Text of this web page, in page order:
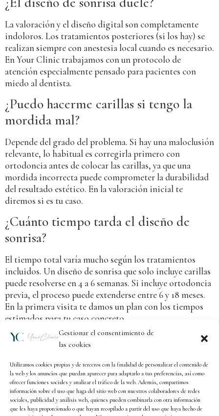
Gestionar el consentimiento de
las cookies
Utilizamos cookies propias y de terceros con la finalidad de personalizar el contenido de
la web y los anuncios que puedan aparecer para adaptarlo a tus preferencias, así como
ofrecer funciones sociales y analizar el tráfico de la web. Además, compartimos
información sobre el uso que haga del sitio web con nuestros colaboradores de redes
sociales, publicidad y análisis web, quienes pueden combinarla con otra información
que les haya proporcionado o que hayan recopilado a partir del uso que haya hecho de
La valoración y el diseño digital son completamente
indoloros. Los tratamientos posteriores (si los hay) se
realizan siempre con anestesia local cuando es necesario.
En Your Clinic trabajamos con un protocolo de
atención especialmente pensado para pacientes con
miedo al dentista.
¿Puedo hacerme carillas si tengo la
mordida mal?
Depende del grado del problema. Si hay una maloclusión
relevante, lo habitual es corregirla primero con
ortodoncia antes de colocar las carillas, ya que una
mordida incorrecta puede comprometer la durabilidad
del resultado estético. En la valoración inicial te
diremos si es tu caso.
¿Cuánto tiempo tarda el diseño de
sonrisa?
El tiempo total varía mucho según los tratamientos
incluidos. Un diseño de sonrisa que solo incluye carillas
puede resolverse en 4 a 6 semanas. Si incluye ortodoncia
previa, el proceso puede extenderse entre 6 y 18 meses.
En la primera visita te damos un plan con los tiempos
estimados para tu caso concreto.